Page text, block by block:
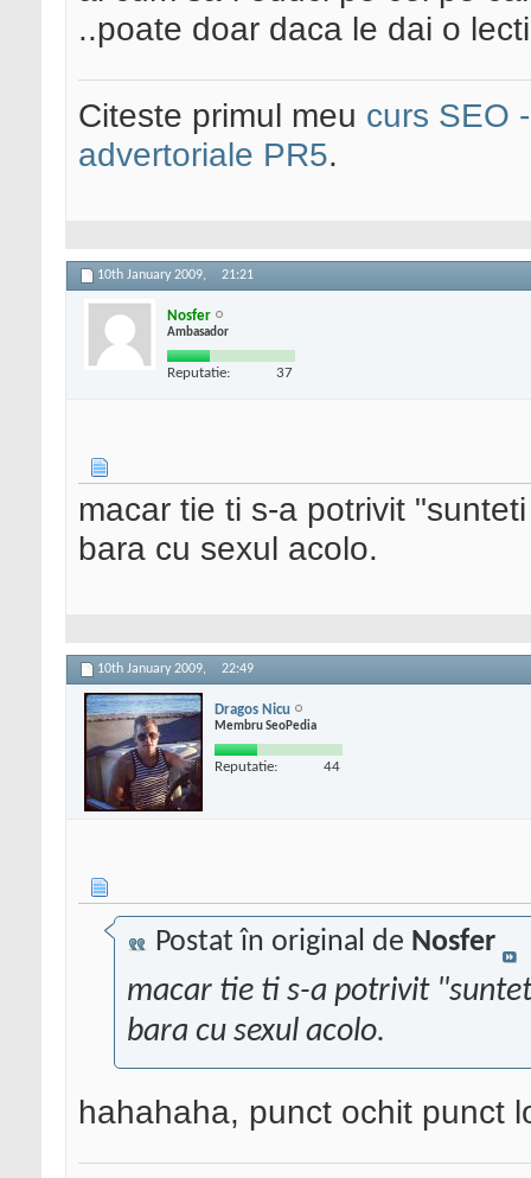
..poate doar daca le dai o
Citeste primul meu curs SEO
advertoriale PR5.
10th January 2009, 21:21
Nosfer
Ambasador
Reputatie: 37
macar tie ti s-a potrivit
bara cu sexul acolo.
10th January 2009, 22:49
Dragos Nicu
Membru SeoPedia
Reputatie: 44
Postat în original de Nosfer
macar tie ti s-a potrivit
bara cu sexul acolo.
hahahaha, punct ochit punct